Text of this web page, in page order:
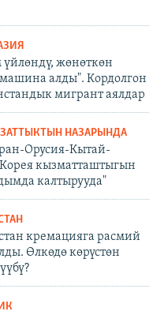
үйлөндү, жөнөткөн
алды". Кордолгон
мигрант аялдар
НАЗАРЫНДА
Орусия-Кытай-
кызматташтыгын
калтырууда"
кремацияга расмий
Өлкөдө көрүстөн